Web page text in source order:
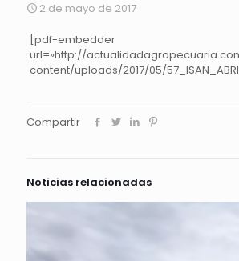
2 de mayo de 2017
[pdf-embedder
url=»http://
content/uploads/2017/05/
Compartir
Noticias relacionadas